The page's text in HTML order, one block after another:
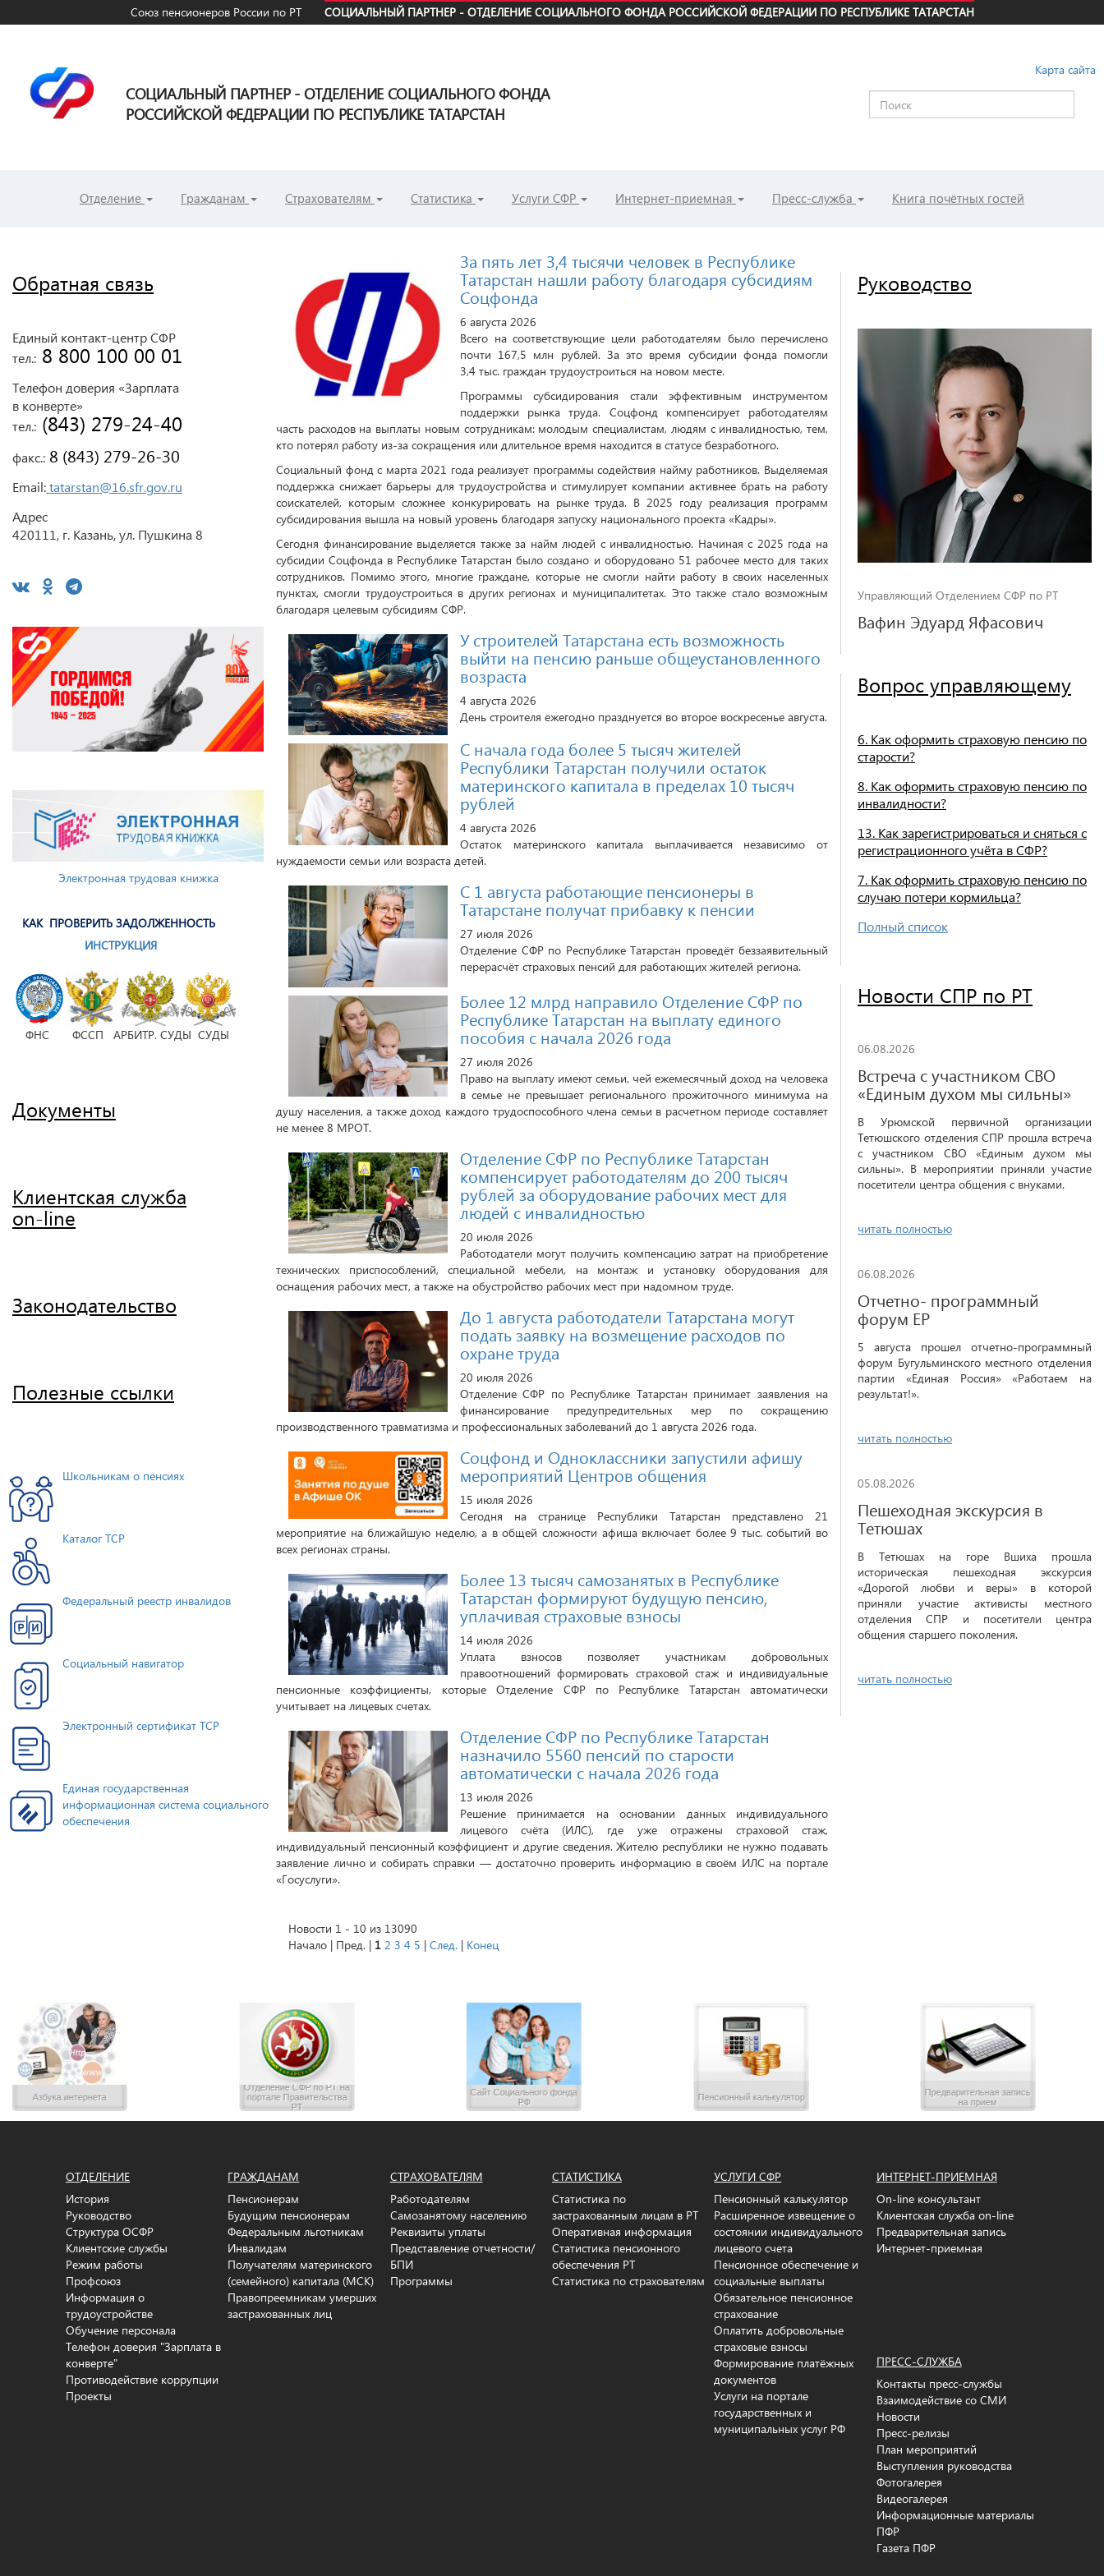
Союз пенсионеров России по РТ СОЦИАЛЬНЫЙ ПАРТНЕР - ОТДЕЛЕНИЕ СОЦИАЛЬНОГО ФОНДА РОССИЙСКОЙ ФЕДЕРАЦИИ ПО РЕСПУБЛИКЕ ТАТАРСТАН
СОЦИАЛЬНЫЙ ПАРТНЕР - ОТДЕЛЕНИЕ СОЦИАЛЬНОГО ФОНДА
РОССИЙСКОЙ ФЕДЕРАЦИИ ПО РЕСПУБЛИКЕ ТАТАРСТАН
Карта сайта
Отделение Гражданам Страхователям Статистика Услуги СФР Интернет-приемная Пресс-служба Книга почётных гостей
За пять лет 3,4 тысячи человек в Республике
Татарстан нашли работу благодаря субсидиям
Соцфонда
6 августа 2026
Всего на соответствующие цели работодателям было перечислено
почти 167,5 млн рублей. За это время субсидии фонда помогли
3,4 тыс. граждан трудоустроиться на новом месте.
Программы субсидирования стали эффективным инструментом
поддержки рынка труда. Соцфонд компенсирует работодателям
часть расходов на выплаты новым сотрудникам: молодым специалистам, людям с инвалидностью, тем,
кто потерял работу из-за сокращения или длительное время находится в статусе безработного.
Социальный фонд с марта 2021 года реализует программы содействия найму работников. Выделяемая
поддержка снижает барьеры для трудоустройства и стимулирует компании активнее брать на работу
соискателей, которым сложнее конкурировать на рынке труда. В 2025 году реализация программ
субсидирования вышла на новый уровень благодаря запуску национального проекта «Кадры».
Сегодня финансирование выделяется также за найм людей с инвалидностью. Начиная с 2025 года на
субсидии Соцфонда в Республике Татарстан было создано и оборудовано 51 рабочее место для таких
сотрудников. Помимо этого, многие граждане, которые не смогли найти работу в своих населенных
пунктах, смогли трудоустроиться в других регионах и муниципалитетах. Это также стало возможным
благодаря целевым субсидиям СФР.
У строителей Татарстана есть возможность
выйти на пенсию раньше общеустановленного
возраста
4 августа 2026
День строителя ежегодно празднуется во второе воскресенье августа.
С начала года более 5 тысяч жителей
Республики Татарстан получили остаток
материнского капитала в пределах 10 тысяч
рублей
4 августа 2026
Остаток материнского капитала выплачивается независимо от
нуждаемости семьи или возраста детей.
С 1 августа работающие пенсионеры в
Татарстане получат прибавку к пенсии
27 июля 2026
Отделение СФР по Республике Татарстан проведёт беззаявительный
перерасчёт страховых пенсий для работающих жителей региона.
Более 12 млрд направило Отделение СФР по
Республике Татарстан на выплату единого
пособия с начала 2026 года
27 июля 2026
Право на выплату имеют семьи, чей ежемесячный доход на человека
в семье не превышает регионального прожиточного минимума на
душу населения, а также доход каждого трудоспособного члена семьи в расчетном периоде составляет
не менее 8 МРОТ.
Отделение СФР по Республике Татарстан
компенсирует работодателям до 200 тысяч
рублей за оборудование рабочих мест для
людей с инвалидностью
20 июля 2026
Работодатели могут получить компенсацию затрат на приобретение
технических приспособлений, специальной мебели, на монтаж и установку оборудования для
оснащения рабочих мест, а также на обустройство рабочих мест при надомном труде.
До 1 августа работодатели Татарстана могут
подать заявку на возмещение расходов по
охране труда
20 июля 2026
Отделение СФР по Республике Татарстан принимает заявления на
финансирование предупредительных мер по сокращению
производственного травматизма и профессиональных заболеваний до 1 августа 2026 года.
Соцфонд и Одноклассники запустили афишу
мероприятий Центров общения
15 июля 2026
Сегодня на странице Республики Татарстан представлено 21
мероприятие на ближайшую неделю, а в общей сложности афиша включает более 9 тыс. событий во
всех регионах страны.
Более 13 тысяч самозанятых в Республике
Татарстан формируют будущую пенсию,
уплачивая страховые взносы
14 июля 2026
Уплата взносов позволяет участникам добровольных
правоотношений формировать страховой стаж и индивидуальные
пенсионные коэффициенты, которые Отделение СФР по Республике Татарстан автоматически
учитывает на лицевых счетах.
Отделение СФР по Республике Татарстан
назначило 5560 пенсий по старости
автоматически с начала 2026 года
13 июля 2026
Решение принимается на основании данных индивидуального
лицевого счёта (ИЛС), где уже отражены страховой стаж,
индивидуальный пенсионный коэффициент и другие сведения. Жителю республики не нужно подавать
заявление лично и собирать справки — достаточно проверить информацию в своём ИЛС на портале
«Госуслуги».
Новости 1 - 10 из 13090
Начало | Пред. | 1 2 3 4 5 | След. | Конец
Обратная связь
Единый контакт-центр СФР
тел.: 8 800 100 00 01
Телефон доверия «Зарплата
в конверте»
тел.: (843) 279-24-40
факс.: 8 (843) 279-26-30
Email:tatarstan@16.sfr.gov.ru
Адрес
420111, г. Казань, ул. Пушкина 8
Электронная трудовая книжка
КАК ПРОВЕРИТЬ ЗАДОЛЖЕННОСТЬ
ИНСТРУКЦИЯ
ФНС ФССП АРБИТР. СУДЫ СУДЫ
Документы
Клиентская служба
on-line
Законодательство
Полезные ссылки
Школьникам о пенсиях
Каталог ТСР
Федеральный реестр инвалидов
Социальный навигатор
Электронный сертификат ТСР
Единая государственная
информационная система социального
обеспечения
Руководство
Управляющий Отделением СФР по РТ
Вафин Эдуард Яфасович
Вопрос управляющему
6. Как оформить страховую пенсию по
старости?
8. Как оформить страховую пенсию по
инвалидности?
13. Как зарегистрироваться и сняться с
регистрационного учёта в СФР?
7. Как оформить страховую пенсию по
случаю потери кормильца?
Полный список
Новости СПР по РТ
06.08.2026
Встреча с участником СВО
«Единым духом мы сильны»
В Урюмской первичной организации
Тетюшского отделения СПР прошла встреча
с участником СВО «Единым духом мы
сильны». В мероприятии приняли участие
посетители центра общения с внуками.
читать полностью
06.08.2026
Отчетно- программный
форум ЕР
5 августа прошел отчетно-программный
форум Бугульминского местного отделения
партии «Единая Россия» «Работаем на
результат!».
читать полностью
05.08.2026
Пешеходная экскурсия в
Тетюшах
В Тетюшах на горе Вшиха прошла
историческая пешеходная экскурсия
«Дорогой любви и веры» в которой
приняли участие активисты местного
отделения СПР и посетители центра
общения старшего поколения.
читать полностью
Азбука интернета
Отделение CФР по РТ на
портале Правительства
РТ
Сайт Социального фонда
РФ
Пенсионный калькулятор
Предварительная запись
на прием
ОТДЕЛЕНИЕ
История
Руководство
Структура ОСФР
Клиентские службы
Режим работы
Профсоюз
Информация о
трудоустройстве
Обучение персонала
Телефон доверия "Зарплата в
конверте"
Противодействие коррупции
Проекты
ГРАЖДАНАМ
Пенсионерам
Будущим пенсионерам
Федеральным льготникам
Инвалидам
Получателям материнского
(семейного) капитала (МСК)
Правопреемникам умерших
застрахованных лиц
СТРАХОВАТЕЛЯМ
Работодателям
Самозанятому населению
Реквизиты уплаты
Представление отчетности/
БПИ
Программы
СТАТИСТИКА
Статистика по
застрахованным лицам в РТ
Оперативная информация
Статистика пенсионного
обеспечения РТ
Статистика по страхователям
УСЛУГИ СФР
Пенсионный калькулятор
Расширенное извещение о
состоянии индивидуального
лицевого счета
Пенсионное обеспечение и
социальные выплаты
Обязательное пенсионное
страхование
Оплатить добровольные
страховые взносы
Формирование платёжных
документов
Услуги на портале
государственных и
муниципальных услуг РФ
ИНТЕРНЕТ-ПРИЕМНАЯ
On-line консультант
Клиентская служба on-line
Предварительная запись
Интернет-приемная
ПРЕСС-СЛУЖБА
Контакты пресс-службы
Взаимодействие со СМИ
Новости
Пресс-релизы
План мероприятий
Выступления руководства
Фотогалерея
Видеогалерея
Информационные материалы
ПФР
Газета ПФР